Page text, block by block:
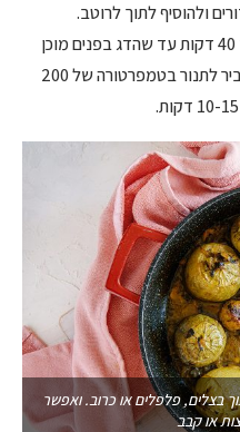
ולהוסיף לתוך לרוטב.
– סוגרים את המכסה ומבשלים במשך 40 דקות עד שהדג בפנים מוכן
והקישואים רכים. בשלב הזה ניתן להעביר לתנור בטמפרטורה של 200
בצלים, פלפלים או כרוב. ואפשר
או קבב